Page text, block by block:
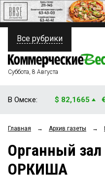
ПОЛИТИКА
ФИНАНСЫ
ОБЩЕСТВО
ЗАКОН
Все рубрики
Суббота, 8 Августа
В Омске: $ 82,1665
Главная → Архив газеты →
Органный зал
ОРКИША